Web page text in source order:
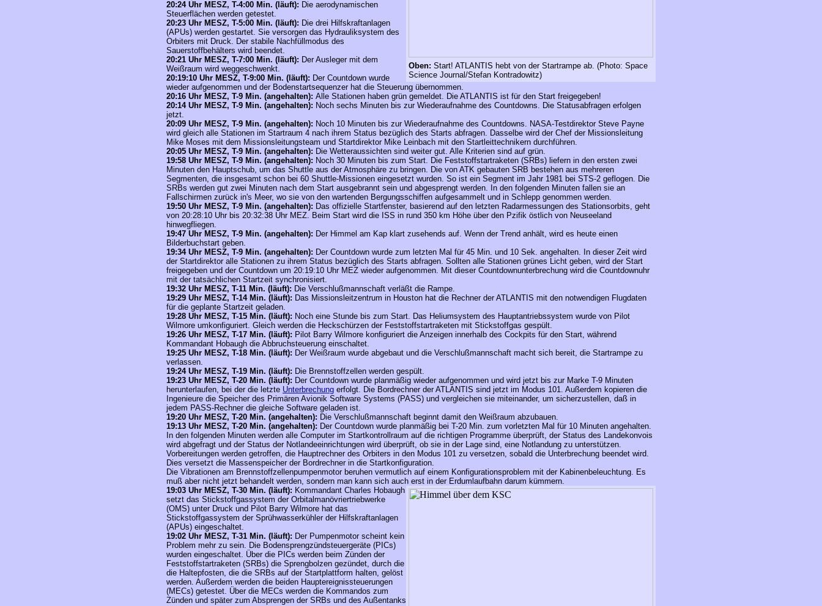
Oben: Start! ATLANTIS hebt von der Startrampe ab. (Photo: Space
Science Journal/Stefan Kontradowitz)
20:24 Uhr MESZ, T-4:00 Min. (läuft): Die aerodynamischen
Steuerflächen werden getestet.
20:23 Uhr MESZ, T-5:00 Min. (läuft): Die drei Hilfskraftanlagen
(APUs) werden gestartet. Sie versorgen das Hydrauliksystem des
Orbiters mit Druck. Der stabile Nachfüllmodus des
Sauerstoffbehälters wird beendet.
20:21 Uhr MESZ, T-7:00 Min. (läuft): Der Ausleger mit dem
Weißraum wird weggeschwenkt.
20:19:10 Uhr MESZ, T-9:00 Min. (läuft): Der Countdown wurde
wieder aufgenommen und der Bodenstartsequenzer hat die Steuerung übernommen.
20:16 Uhr MESZ, T-9 Min. (angehalten): Alle Stationen haben grün gemeldet. Die ATLANTIS ist für den Start freigegeben!
20:14 Uhr MESZ, T-9 Min. (angehalten): Noch sechs Minuten bis zur Wiederaufnahme des Countdowns. Die Statusabfragen erfolgen
jetzt.
20:09 Uhr MESZ, T-9 Min. (angehalten): Noch 10 Minuten bis zur Wiederaufnahme des Countdowns. NASA-Testdirektor Steve Payne
wird gleich alle Stationen im Startraum 4 nach ihrem Status bezüglich des Starts abfragen. Dasselbe wird der Chef der Missionsleitung
Mike Moses mit dem Missionsleitungsteam und Startdirektor Mike Leinbach mit den Startleittechnikern durchführen.
20:05 Uhr MESZ, T-9 Min. (angehalten): Die Wetteraussichten sind weiter gut. Alle Kriterien sind auf grün.
19:58 Uhr MESZ, T-9 Min. (angehalten): Noch 30 Minuten bis zum Start. Die Feststoffstartraketen (SRBs) liefern in den ersten zwei
Minuten den Hauptschub, um das Shuttle aus der Atmosphäre zu bringen. Die von ATK gebauten SRB bestehen aus mehreren
Segmenten, die insgesamt schon bei 60 Shuttle-Missionen eingesetzt wurden. So ist ein Segment im Jahr 1981 bei STS-2 geflogen. Die
SRBs werden gut zwei Minuten nach dem Start ausgebrannt sein und abgesprengt werden. In den folgenden Minuten fallen sie an
Fallschirmen zurück in's Meer, wo sie von den wartenden Bergungsschiffen aufgesammelt und in Schlepp genommen werden.
19:50 Uhr MESZ, T-9 Min. (angehalten): Das offizielle Startfenster, basierend auf den letzten Radarmessungen des Stationsorbits, geht
von 20:28:10 Uhr bis 20:32:38 Uhr MEZ. Beim Start wird die ISS in rund 350 km Höhe über den Pzifik östlich von Neuseeland
hinwegfliegen.
19:47 Uhr MESZ, T-9 Min. (angehalten): Der Himmel am Kap klart zusehends auf. Wenn der Trend anhält, wird es heute einen
Bilderbuchstart geben.
19:34 Uhr MESZ, T-9 Min. (angehalten): Der Countdown wurde zum letzten Mal für 45 Min. und 10 Sek. angehalten. In dieser Zeit wird
der Startdirektor alle Stationen zu ihrem Status bezüglich des Starts abfragen. Sollten alle Stationen grünes Licht geben, wird der Start
freigegeben und der Countdown um 20:19:10 Uhr MEZ wieder aufgenommen. Mit dieser Countdownunterbrechung wird die Countdownuhr
mit der tatsächlichen Startzeit synchronisiert.
19:32 Uhr MESZ, T-11 Min. (läuft): Die Verschlußmannschaft verläßt die Rampe.
19:29 Uhr MESZ, T-14 Min. (läuft): Das Missionsleitzentrum in Houston hat die Rechner der ATLANTIS mit den notwendigen Flugdaten
für die geplante Startzeit geladen.
19:28 Uhr MESZ, T-15 Min. (läuft): Noch eine Stunde bis zum Start. Das Heliumsystem des Hauptantriebssystem wurde von Pilot
Wilmore umkonfiguriert. Gleich werden die Heckschürzen der Feststoffstartraketen mit Stickstoffgas gespült.
19:26 Uhr MESZ, T-17 Min. (läuft): Pilot Barry Wilmore konfiguriert die Anzeigen innerhalb des Cockpits für den Start, während
Kommandant Hobaugh die Abbruchsteuerung einschaltet.
19:25 Uhr MESZ, T-18 Min. (läuft): Der Weißraum wurde abgebaut und die Verschlußmannschaft macht sich bereit, die Startrampe zu
verlassen.
19:24 Uhr MESZ, T-19 Min. (läuft): Die Brennstoffzellen werden gespült.
19:23 Uhr MESZ, T-20 Min. (läuft): Der Countdown wurde planmäßig wieder aufgenommen und wird jetzt bis zur Marke T-9 Minuten
herunterlaufen, bei der die letzte Unterbrechung erfolgt. Die Bordrechner der ATLANTIS sind jetzt im Modus 101. Außerdem kopieren die
Ingenieure die Speicher des Primären Avionik Software Systems (PASS) und vergleichen sie miteinander, um sicherzustellen, daß in
jedem PASS-Rechner die gleiche Software geladen ist.
19:20 Uhr MESZ, T-20 Min. (angehalten): Die Verschlußmannschaft beginnt damit den Weißraum abzubauen.
19:13 Uhr MESZ, T-20 Min. (angehalten): Der Countdown wurde planmäßig bei T-20 Min. zum vorletzten Mal für 10 Minuten angehalten.
In den folgenden Minuten werden alle Computer im Startkontrollraum auf die richtigen Programme überprüft, der Status des Landekonvois
wird abgefragt und der Status der Notlandeeinrichtungen wird überprüft, ob sie in der Lage sind, eine Notlandung zu unterstützen.
Vorbereitungen werden getroffen, die Hauptrechner des Orbiters in den Modus 101 zu versetzen, sobald die Unterbrechung beendet wird.
Dies versetzt die Massenspeicher der Bordrechner in die Startkonfiguration.
Die Vibrationen am Brennstoffzellenpumpenmotor beruhen vermutlich auf einem Konfigurationsproblem mit der Kabinenbeleuchtung. Es
muß aber nicht jetzt behandelt werden, sondern man kann sich auch erst in der Erdumlaufbahn darum kümmern.
19:03 Uhr MESZ, T-30 Min. (läuft): Kommandant Charles Hobaugh
setzt das Stickstoffgassystem der Orbitalmanövriertriebwerke
(OMS) unter Druck und Pilot Barry Wilmore hat das
Stickstoffgassystem der Sprühwasserkühler der Hilfskraftanlagen
(APUs) eingeschaltet.
19:02 Uhr MESZ, T-31 Min. (läuft): Der Pumpenmotor scheint kein
Problem mehr zu sein. Die Bodensprengzündsteuergeräte (PICs)
wurden eingeschaltet. Über die PICs werden beim Zünden der
Feststoffstartraketen (SRBs) die Sprengbolzen gezündet, durch die
die Haltepfosten, die die SRBs auf der Startplattform halten, gelöst
werden. Außerdem werden die beiden Hauptereignissteuerungen
(MECs) getestet. Über die MECs werden die Kommandos zum
Zünden und später zum Absprengen der SRBs und des Außentanks